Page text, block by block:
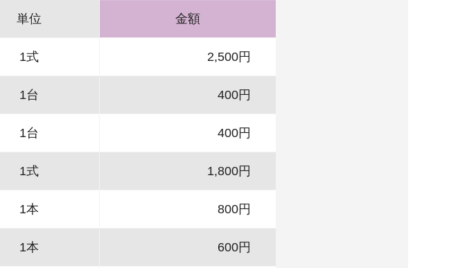
単位 金額
1式 2,500円
1台 400円
1台 400円
1式 1,800円
1本 800円
1本 600円